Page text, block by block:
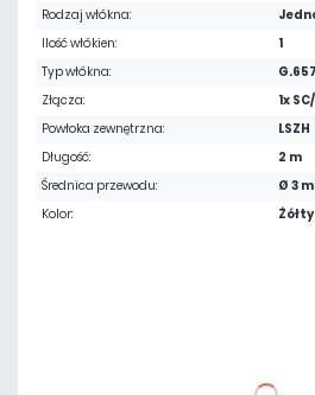
Rodzaj włókna:
Ilość włókien:
1
Typ włókna:
Złącza:
1x
Powłoka zewnętrzna:
LSZH
Długość:
2 m
Średnica przewodu:
Ø 3
Kolor:
Żółty